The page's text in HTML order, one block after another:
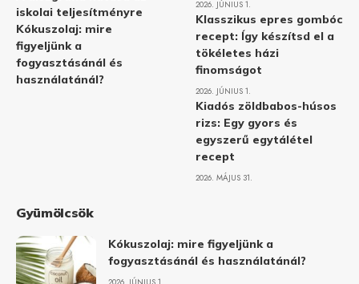
iskolai teljesítményre
Kókuszolaj: mire
figyeljünk a
fogyasztásánál és
használatánál?
2026. JÚNIUS 1.
Klasszikus epres gombóc
recept: Így készítsd el a
tökéletes házi
finomságot
2026. JÚNIUS 1.
Kiadós zöldbabos-húsos
rizs: Egy gyors és
egyszerű egytálétel
recept
2026. MÁJUS 31.
Gyümölcsök
Kókuszolaj: mire figyeljünk a
fogyasztásánál és használatánál?